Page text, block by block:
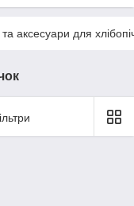
аксесуари для